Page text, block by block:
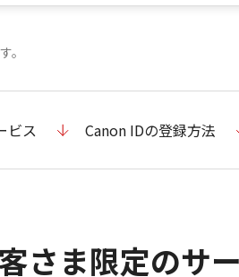
。
ビス Canon IDの登録方法
さま限定のサ